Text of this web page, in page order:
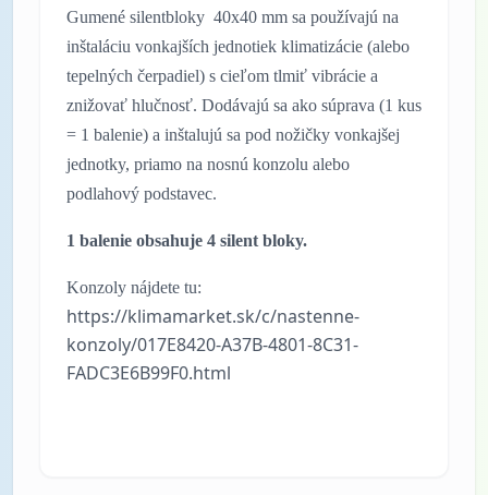
Gumené silentbloky 40x40 mm sa používajú na
inštaláciu vonkajších jednotiek klimatizácie (alebo
tepelných čerpadiel) s cieľom tlmiť vibrácie a
znižovať hlučnosť. Dodávajú sa ako súprava (1 kus
= 1 balenie) a inštalujú sa pod nožičky vonkajšej
jednotky, priamo na nosnú konzolu alebo
podlahový podstavec.
1 balenie obsahuje 4 silent bloky.
Konzoly nájdete tu:
https://klimamarket.sk/c/nastenne-
konzoly/017E8420-A37B-4801-8C31-
FADC3E6B99F0.html